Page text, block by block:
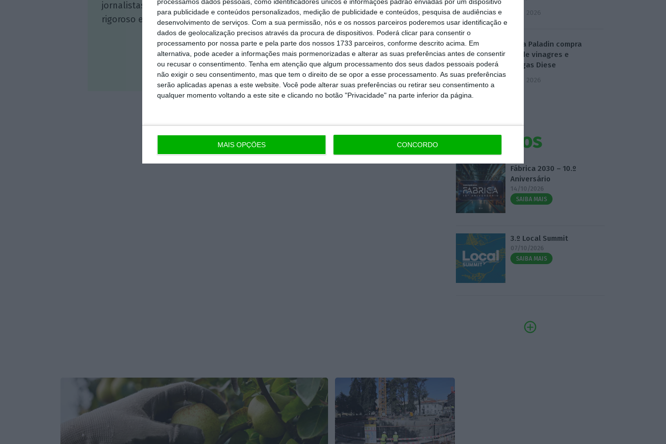
para publicidade e conteúdos personalizados, medição de publicidade e conteúdos, pesquisa de audiências e
desenvolvimento de serviços. Com a sua permissão, nós e os nossos parceiros poderemos usar identificação e
dados de geolocalização precisos através da procura de dispositivos. Poderá clicar para consentir o
processamento por nossa parte e pela parte dos nossos 1733 parceiros, conforme descrito acima. Em
alternativa, pode aceder a informações mais pormenorizadas e alterar as suas preferências antes de consentir
ou recusar o consentimento. Tenha em atenção que algum processamento dos seus dados pessoais poderá
não exigir o seu consentimento, mas que tem o direito de se opor a esse processamento. As suas preferências
serão aplicadas apenas a este website. Você pode alterar suas preferências ou retirar seu consentimento a
qualquer momento voltando a este site e clicando no botão "Privacidade" na parte inferior da página.
MAIS OPÇÕES CONCORDO
jornalistas. A nossa contrapartida é o jornalismo independente,
rigoroso e credível.
Assine já
Veja todos os planos
5 Agosto 2026
Dona da Paladin compra
marca de vinagres e
manteigas Diese
5 Agosto 2026
Eventos
Fábrica 2030 – 10.º
Aniversário
14/10/2026
SAIBA MAIS
3.º Local Summit
07/10/2026
SAIBA MAIS